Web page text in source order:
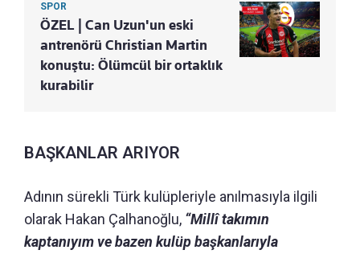
SPOR
ÖZEL | Can Uzun'un eski
antrenörü Christian Martin
konuştu: Ölümcül bir ortaklık
kurabilir
BAŞKANLAR ARIYOR
Adının sürekli Türk kulüpleriyle anılmasıyla ilgili
olarak Hakan Çalhanoğlu, “Millî takımın
kaptanıyım ve bazen kulüp başkanlarıyla